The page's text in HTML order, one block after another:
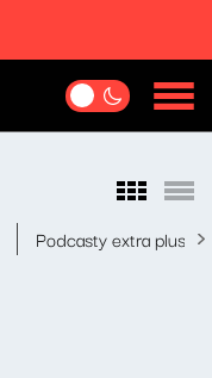
Podcasty extra plus